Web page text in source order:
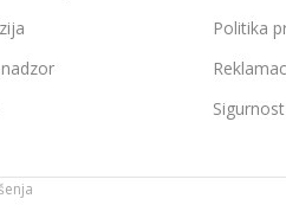
Politika